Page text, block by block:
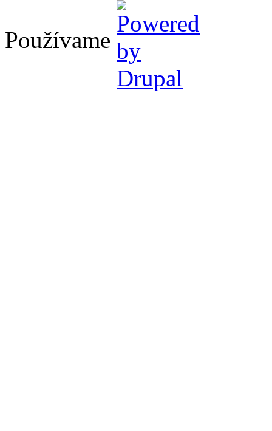
Používame